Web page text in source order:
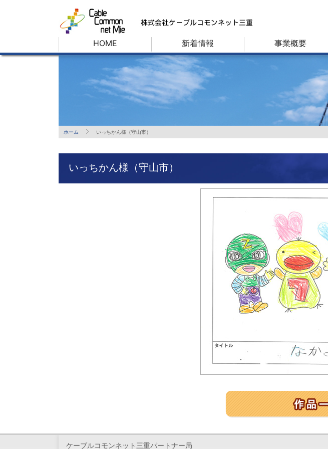
HOME 新着情報 事業概要
ホーム いっちかん様（守山市）
いっちかん様（守山市）
ケーブルコモンネット三重パートナー局